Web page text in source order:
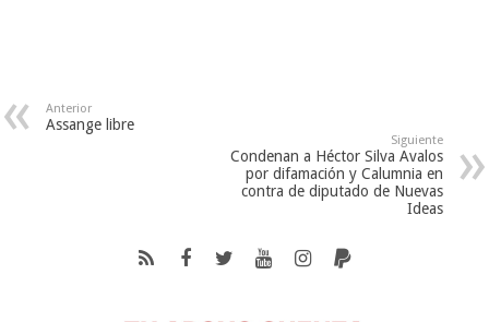
Anterior
Assange libre
Siguiente
Condenan a Héctor Silva Avalos
por difamación y Calumnia en
contra de diputado de Nuevas
Ideas